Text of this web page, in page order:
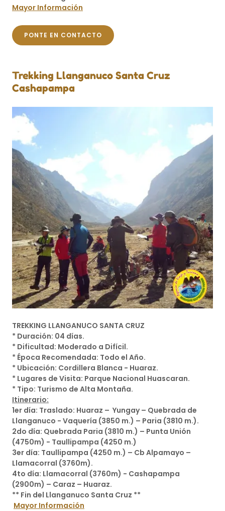
Mayor Información
PONTE EN CONTACTO
Trekking Llanganuco Santa Cruz
Cashapampa
TREKKING LLANGANUCO SANTA CRUZ
* Duración: 04 días.
* Dificultad: Moderado a Difícil.
* Época Recomendada: Todo el Año.
* Ubicación: Cordillera Blanca - Huaraz.
* Lugares de Visita: Parque Nacional Huascaran.
* Tipo: Turismo de Alta Montaña.
Itinerario:
1er día: Traslado: Huaraz – Yungay – Quebrada de
Llanganuco - Vaquería (3850 m.) – Paria (3810 m.).
2do día: Quebrada Paria (3810 m.) – Punta Unión
(4750m) - Taullipampa (4250 m.)
3er día: Taullipampa (4250 m.) – Cb Alpamayo –
Llamacorral (3760m).
4to día: Llamacorral (3760m) - Cashapampa
(2900m) – Caraz – Huaraz.
** Fin del Llanganuco Santa Cruz **
Mayor Información